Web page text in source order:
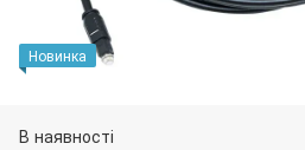
Новинка
В наявності